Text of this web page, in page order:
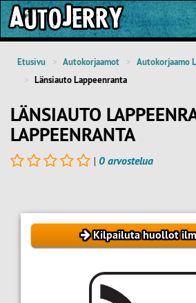
Etusivu Autokorjaamot
Autokorjaamo
Länsiauto Lappeenranta
LÄNSIAUTO
LAPPEENRANTA
| 0 arvostelua
Kilpailuta huollot